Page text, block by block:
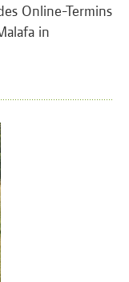
Online-Termins
in